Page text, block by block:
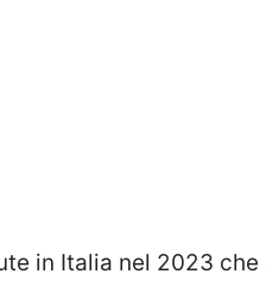
in Italia nel 2023 che